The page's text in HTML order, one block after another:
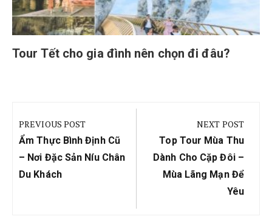
Tour Tết cho gia đình nên chọn đi đâu?
hướng
bài
viết
PREVIOUS POST
Previous
Post:
Ẩm Thực Bình Định Cũ
– Nơi Đặc Sản Níu Chân
Du Khách
NEXT POST
Next
Post:
Top Tour Mùa Thu
Dành Cho Cặp Đôi –
Mùa Lãng Mạn Để
Yêu